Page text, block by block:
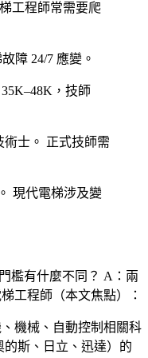
工程師常需要爬
障 24/7 應變。
，技師
士。 正式技師需
現代電梯涉及變
檻有什麼不同？ A：兩
工程師（本文焦點）：
機械、自動控制相關科
斯、日立、迅達）的